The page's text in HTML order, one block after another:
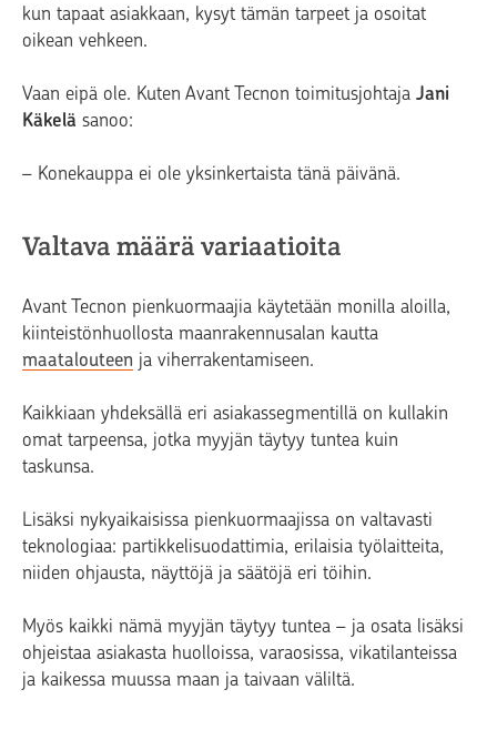
kun tapaat asiakkaan, kysyt tämän tarpeet ja osoitat
oikean vehkeen.
Vaan eipä ole. Kuten Avant Tecnon toimitusjohtaja Jani
Käkelä sanoo:
– Konekauppa ei ole yksinkertaista tänä päivänä.
Valtava määrä variaatioita
Avant Tecnon pienkuormaajia käytetään monilla aloilla,
kiinteistönhuollosta maanrakennusalan kautta
maatalouteen ja viherrakentamiseen.
Kaikkiaan yhdeksällä eri asiakassegmentillä on kullakin
omat tarpeensa, jotka myyjän täytyy tuntea kuin
taskunsa.
Lisäksi nykyaikaisissa pienkuormaajissa on valtavasti
teknologiaa: partikkelisuodattimia, erilaisia työlaitteita,
niiden ohjausta, näyttöjä ja säätöjä eri töihin.
Myös kaikki nämä myyjän täytyy tuntea – ja osata lisäksi
ohjeistaa asiakasta huolloissa, varaosissa, vikatilanteissa
ja kaikessa muussa maan ja taivaan väliltä.